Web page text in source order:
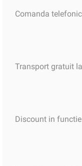
Comanda
Transport gratuit
Discount in